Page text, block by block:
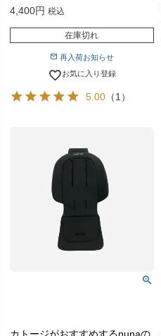
4,400 税込
在庫切れ
再入荷お知らせ
お気に入り登録
5.00（1）